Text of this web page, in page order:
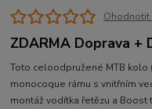
ZDARMA Doprava +
Toto celoodpružené MTB
monocoque rámu s vnitřním
montáž vodítka řetězu a